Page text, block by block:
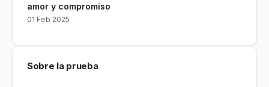
amor y compromiso
01 Feb 2025
Sobre la prueba